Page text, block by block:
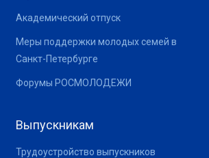
Академический отпуск
Меры поддержки молодых семей в
Санкт-Петербурге
Форумы РОСМОЛОДЕЖИ
Выпускникам
Трудоустройство выпускников